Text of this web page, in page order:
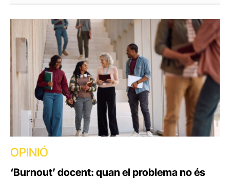
OPINIÓ
‘Burnout’ docent: quan el problema no és